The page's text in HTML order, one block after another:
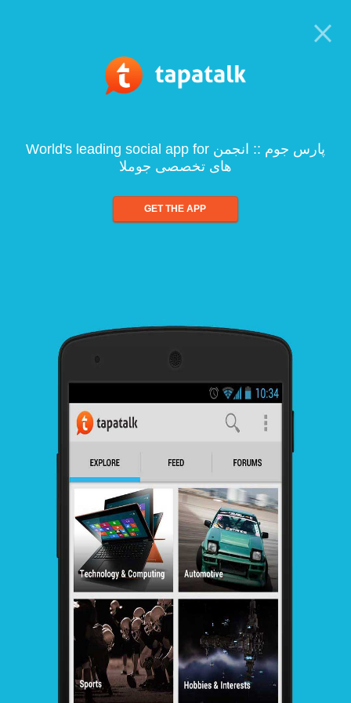
World's leading social app for پارس جوم :: انجمن
های تخصصی جوملا
GET THE APP